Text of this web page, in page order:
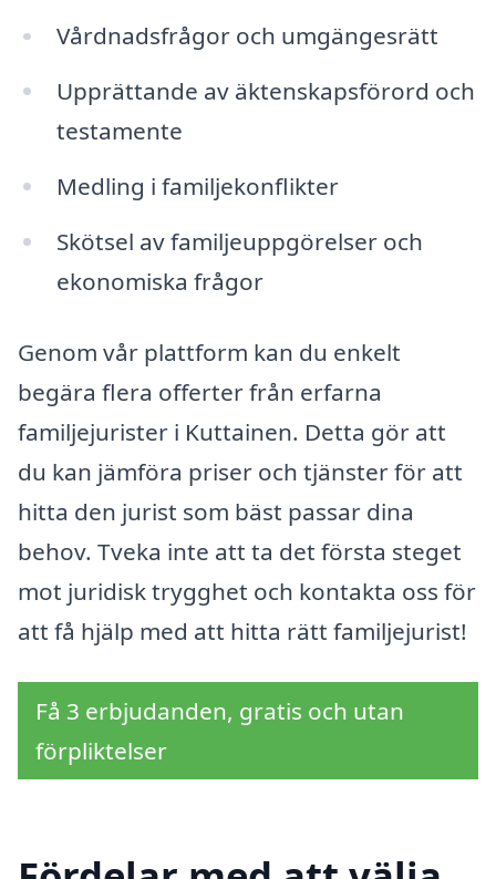
Vårdnadsfrågor och umgängesrätt
Upprättande av äktenskapsförord och
testamente
Medling i familjekonflikter
Skötsel av familjeuppgörelser och
ekonomiska frågor
Genom vår plattform kan du enkelt
begära flera offerter från erfarna
familjejurister i Kuttainen. Detta gör att
du kan jämföra priser och tjänster för att
hitta den jurist som bäst passar dina
behov. Tveka inte att ta det första steget
mot juridisk trygghet och kontakta oss för
att få hjälp med att hitta rätt familjejurist!
Få 3 erbjudanden, gratis och utan
förpliktelser